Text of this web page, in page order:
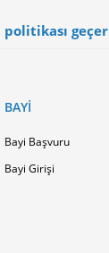
politikası
BAYI
Bayi Başvuru
Bayi Girişi